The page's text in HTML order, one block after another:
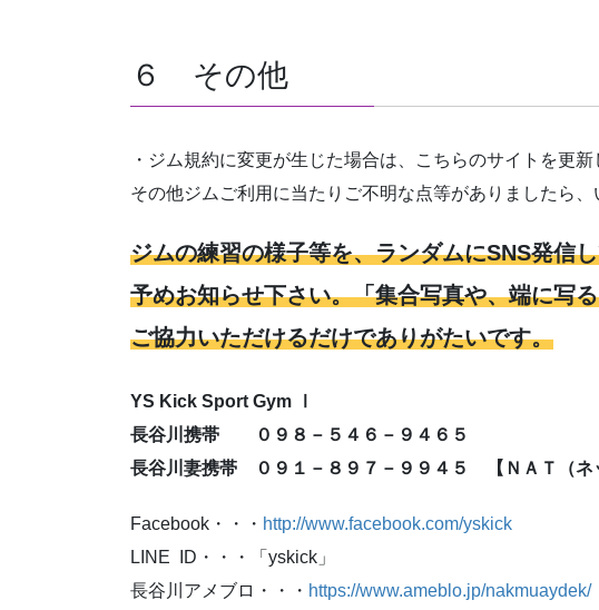
６ その他
・ジム規約に変更が生じた場合は、こちらのサイトを更
その他ジムご利用に当たりご不明な点等がありましたら、
ジムの練習の様子等を、ランダムにSNS発信
予めお知らせ下さい。「集合写真や、端に写
ご協力いただけるだけでありがたいです。
YS Kick Sport Gym Ⅰ
長谷川携帯 ０９８－５４６－９４６５
長谷川妻携帯 ０９１－８９７－９９４５ 【ＮＡＴ（ネ
Facebook・・・ http://www.facebook.com/yskick
LINE ID・・・「yskick」
長谷川アメブロ・・・ https://www.ameblo.jp/nakmuaydek/